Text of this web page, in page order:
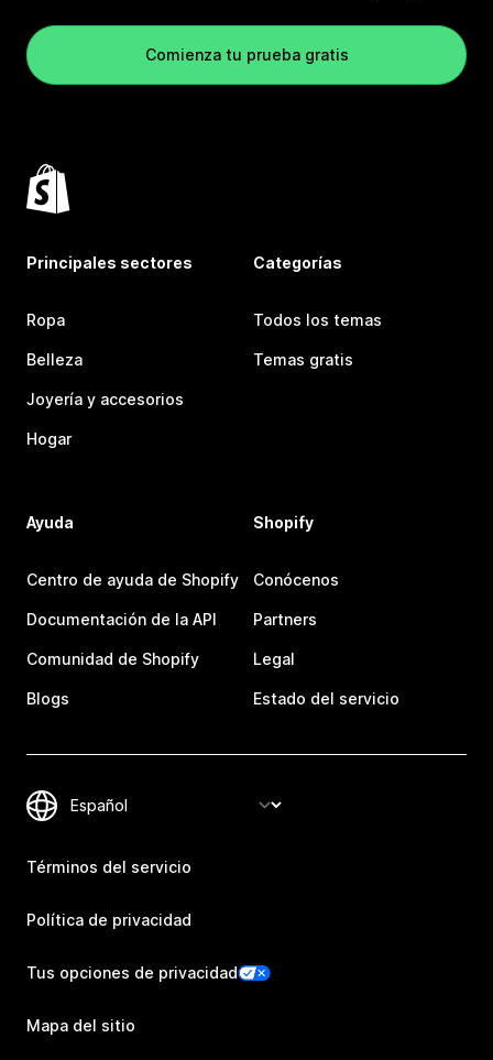
Comienza tu prueba gratis
Principales sectores
Ropa
Belleza
Joyería y accesorios
Hogar
Categorías
Todos los temas
Temas gratis
Ayuda
Centro de ayuda de Shopify
Documentación de la API
Comunidad de Shopify
Blogs
Shopify
Conócenos
Partners
Legal
Estado del servicio
Términos del servicio
Política de privacidad
Tus opciones de privacidad
Mapa del sitio